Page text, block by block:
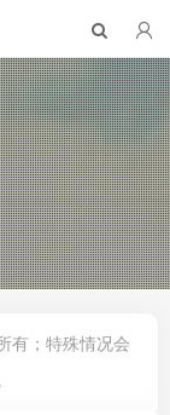
有；特殊情况会